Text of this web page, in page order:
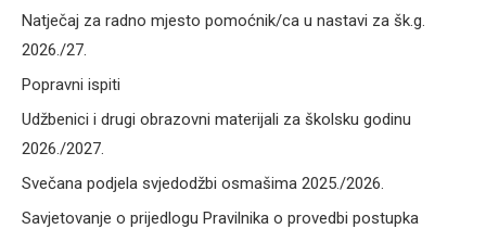
Natječaj za radno mjesto pomoćnik/ca u nastavi za šk.g.
2026./27.
Popravni ispiti
Udžbenici i drugi obrazovni materijali za školsku godinu
2026./2027.
Svečana podjela svjedodžbi osmašima 2025./2026.
Savjetovanje o prijedlogu Pravilnika o provedbi postupka